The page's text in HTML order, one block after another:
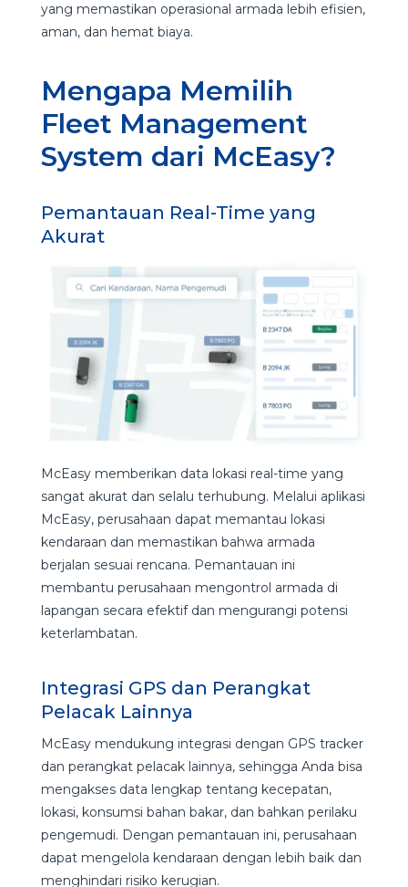
yang memastikan operasional armada lebih efisien,
aman, dan hemat biaya.
Mengapa Memilih
Fleet Management
System dari McEasy?
Pemantauan Real-Time yang
Akurat
McEasy memberikan data lokasi real-time yang
sangat akurat dan selalu terhubung. Melalui aplikasi
McEasy, perusahaan dapat memantau lokasi
kendaraan dan memastikan bahwa armada
berjalan sesuai rencana. Pemantauan ini
membantu perusahaan mengontrol armada di
lapangan secara efektif dan mengurangi potensi
keterlambatan.
Integrasi GPS dan Perangkat
Pelacak Lainnya
McEasy mendukung integrasi dengan GPS tracker
dan perangkat pelacak lainnya, sehingga Anda bisa
mengakses data lengkap tentang kecepatan,
lokasi, konsumsi bahan bakar, dan bahkan perilaku
pengemudi. Dengan pemantauan ini, perusahaan
dapat mengelola kendaraan dengan lebih baik dan
menghindari risiko kerugian.